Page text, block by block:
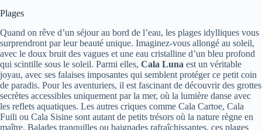
Plages
Quand on rêve d’un séjour au bord de l’eau, les plages idylliques vous
surprendront par leur beauté unique. Imaginez-vous allongé au soleil,
avec le doux bruit des vagues et une eau cristalline d’un bleu profond
qui scintille sous le soleil. Parmi elles, Cala Luna est un véritable
joyau, avec ses falaises imposantes qui semblent protéger ce petit coin
de paradis. Pour les aventuriers, il est fascinant de découvrir des grottes
secrètes accessibles uniquement par la mer, où la lumière danse avec
les reflets aquatiques. Les autres criques comme Cala Cartoe, Cala
Fuili ou Cala Sisine sont autant de petits trésors où la nature règne en
maître. Balades tranquilles ou baignades rafraîchissantes, ces plages